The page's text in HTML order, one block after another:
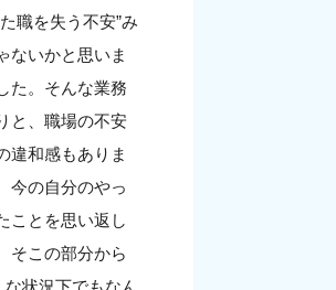
職を失う不安”み
ないかと思いま
た。そんな業務
と、職場の不安
違和感もありま
今の自分のやっ
ことを思い返し
そこの部分から
な状況下でもなん